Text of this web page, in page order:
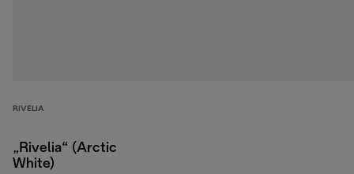
RIVELIA
„Rivelia“ (Arctic
White)